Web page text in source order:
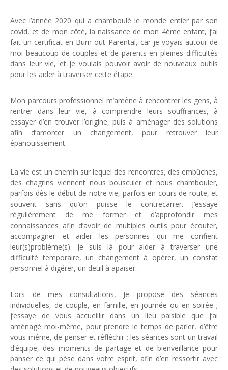
Avec l’année 2020 qui a chamboulé le monde entier par son
covid, et de mon côté, la naissance de mon 4ème enfant, j’ai
fait un certificat en Burn out Parental, car je voyais autour de
moi beaucoup de couples et de parents en pleines difficultés
dans leur vie, et je voulais pouvoir avoir de nouveaux outils
pour les aider à traverser cette étape.
Mon parcours professionnel m’amène à rencontrer les gens, à
rentrer dans leur vie, à comprendre leurs souffrances, à
essayer d’en trouver l’origine, puis à aménager des solutions
afin d’amorcer un changement, pour retrouver leur
épanouissement.
La vie est un chemin sur lequel des rencontres, des embûches,
des chagrins viennent nous bousculer et nous chambouler,
parfois dès le début de notre vie, parfois en cours de route, et
souvent sans qu’on puisse le contrecarrer. J’essaye
régulièrement de me former et d’approfondir mes
connaissances afin d’avoir de multiples outils pour écouter,
accompagner et aider les personnes qui me confient
leur(s)problème(s). Je suis là pour aider à traverser une
difficulté temporaire, un changement à opérer, un constat
personnel à digérer, un deuil à apaiser…
Lors de mes consultations, Je propose des séances
individuelles, de couple, en famille, en journée ou en soirée ;
j’essaye de vous accueillir dans un lieu paisible que j’ai
aménagé moi-même, pour prendre le temps de parler, d’être
vous-même, de penser et réfléchir ; les séances sont un travail
d’équipe, des moments de partage et de bienveillance pour
panser ce qui pèse dans votre esprit, afin d’en ressortir avec